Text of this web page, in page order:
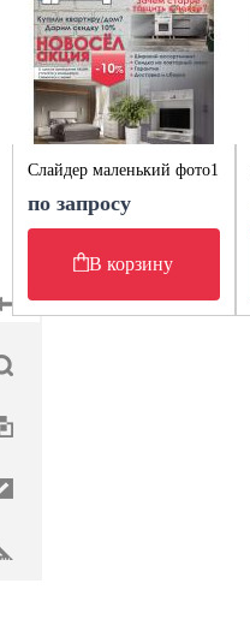
Слайдер маленький фото1
по запросу
В корзину